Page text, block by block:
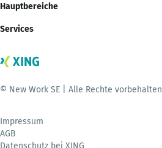
Hauptbereiche
Services
© New Work SE | Alle Rechte vorbehalten
Impressum
AGB
Datenschutz bei XING